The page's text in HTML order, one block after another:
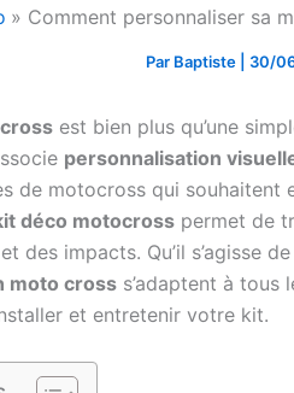
Comment personnaliser sa
Par Baptiste 30/
est bien plus qu’une
personnalisation
de motocross qui souhaitent
déco motocross permet de
des impacts. Qu’il s’agisse
moto cross s’adaptent à
et entretenir votre kit.